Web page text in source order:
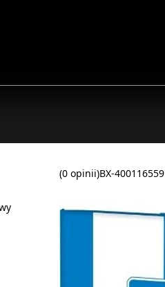
(0 opinii)BX-400116559